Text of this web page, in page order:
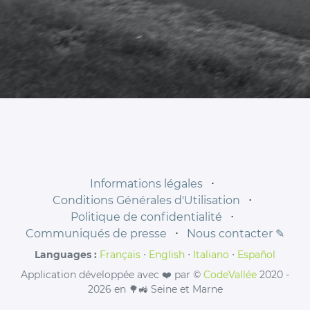
Informations légales
⋅
Conditions Générales d'Utilisation
⋅
Politique de confidentialité
⋅
Communiqués de presse
⋅ Nous contacter ✎
Languages : Français ⋅ English ⋅ Italiano ⋅ Español
Application développée avec ❤️ par © CodeVallée 2020 -
2026 en 🌳🚜 Seine et Marne